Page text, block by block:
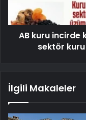
AB kuru incirde
sektör
İlgili Makaleler